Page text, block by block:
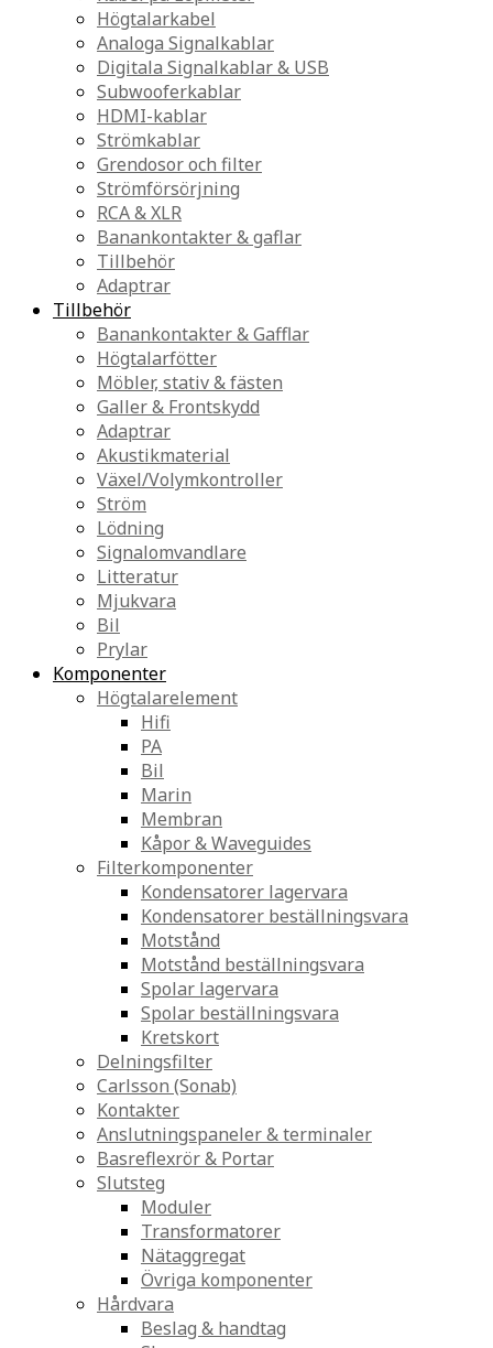
Högtalarkabel
Analoga Signalkablar
Digitala Signalkablar & USB
Subwooferkablar
HDMI-kablar
Strömkablar
Grendosor och filter
Strömförsörjning
RCA & XLR
Banankontakter & gaflar
Tillbehör
Adaptrar
Tillbehör
Banankontakter & Gafflar
Högtalarfötter
Möbler, stativ & fästen
Galler & Frontskydd
Adaptrar
Akustikmaterial
Växel/Volymkontroller
Ström
Lödning
Signalomvandlare
Litteratur
Mjukvara
Bil
Prylar
Komponenter
Högtalarelement
Hifi
PA
Bil
Marin
Membran
Kåpor & Waveguides
Filterkomponenter
Kondensatorer lagervara
Kondensatorer beställningsvara
Motstånd
Motstånd beställningsvara
Spolar lagervara
Spolar beställningsvara
Kretskort
Delningsfilter
Carlsson (Sonab)
Kontakter
Anslutningspaneler & terminaler
Basreflexrör & Portar
Slutsteg
Moduler
Transformatorer
Nätaggregat
Övriga komponenter
Hårdvara
Beslag & handtag